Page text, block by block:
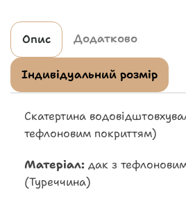
Опис Додатково
Індивідуальний розмір
Скатертина
тефлоновим покриттям)
Матеріал: дак з
(Туреччина)